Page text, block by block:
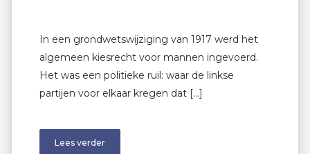
In een grondwetswijziging van 1917 werd het
algemeen kiesrecht voor mannen ingevoerd.
Het was een politieke ruil: waar de linkse
partijen voor elkaar kregen dat […]
Lees verder